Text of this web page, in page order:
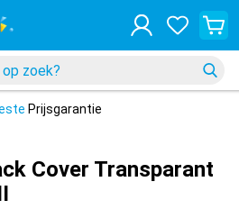
Prijsgarantie
Cover Transparant